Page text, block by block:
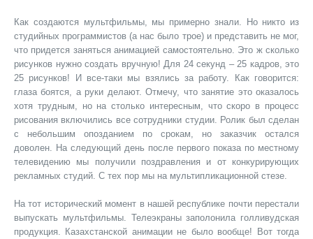
Как создаются мультфильмы, мы примерно знали. Но никто из
студийных программистов (а нас было трое) и представить не мог,
что придется заняться анимацией самостоятельно. Это ж сколько
рисунков нужно создать вручную! Для 24 секунд – 25 кадров, это
25 рисунков! И все-таки мы взялись за работу. Как говорится:
глаза боятся, а руки делают. Отмечу, что занятие это оказалось
хотя трудным, но на столько интересным, что скоро в процесс
рисования включились все сотрудники студии. Ролик был сделан
с небольшим опозданием по срокам, но заказчик остался
доволен. На следующий день после первого показа по местному
телевидению мы получили поздравления и от конкурирующих
рекламных студий. С тех пор мы на мультипликационной стезе.
На тот исторический момент в нашей республике почти перестали
выпускать мультфильмы. Телеэкраны заполонила голливудская
продукция. Казахстанской анимации не было вообще! Вот тогда